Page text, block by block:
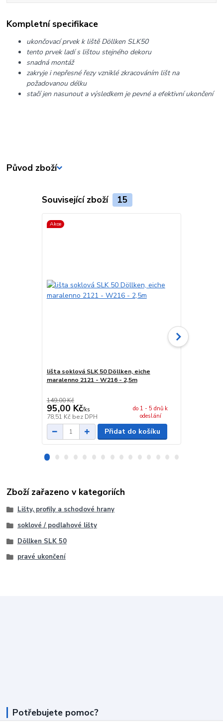
Kompletní specifikace
ukončovací prvek k liště Döllken SLK50
tento prvek ladí s lištou stejného dekoru
snadná montáž
zakryje i nepřesné řezy vzniklé zkracováním lišt na
požadovanou délku
stačí jen nasunout a výsledkem je pevné a efektivní ukončení
Původ zboží
Související zboží 15
Akce
lišta soklová SLK 50 Döllken, eiche
maralenno 2121 - W216 - 2,5m
149,00 Kč
95,00 Kč/ks
78,51 Kč bez DPH
do 1 - 5 dnů k
odeslání
Přidat do košíku
Zboží zařazeno v kategoriích
Lišty, profily a schodové hrany
soklové / podlahové lišty
Döllken SLK 50
pravé ukončení
Potřebujete pomoc?